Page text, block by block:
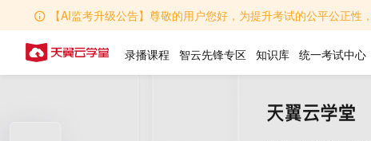
【AI监考升级公告】尊敬的用户您好，为提升考试的公平公正性，学堂AI监考功能全面
录播课程 智云先锋专区 知识库 统一考试中心